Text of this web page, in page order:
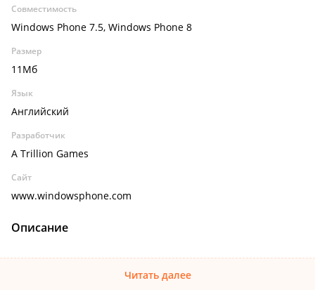
Совместимость
Windows Phone 7.5, Windows Phone 8
Размер
11Мб
Язык
Английский
Разработчик
A Trillion Games
Сайт
www.windowsphone.com
Описание
Читать далее